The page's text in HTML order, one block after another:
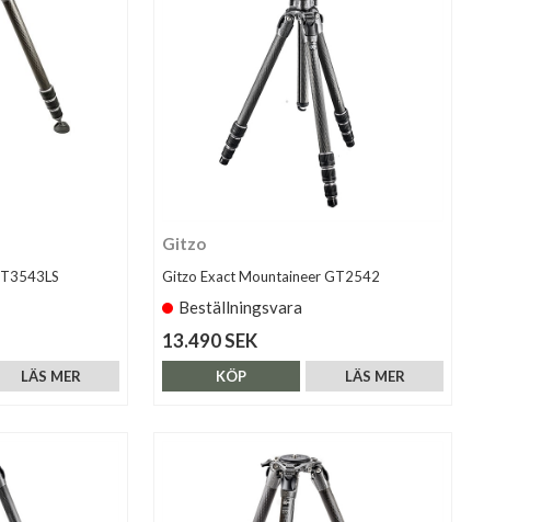
LÄS MER
Gitzo
Gitzo Exact Mountaineer GT2542
Beställningsvara
13.490 SEK
LÄS MER
KÖP